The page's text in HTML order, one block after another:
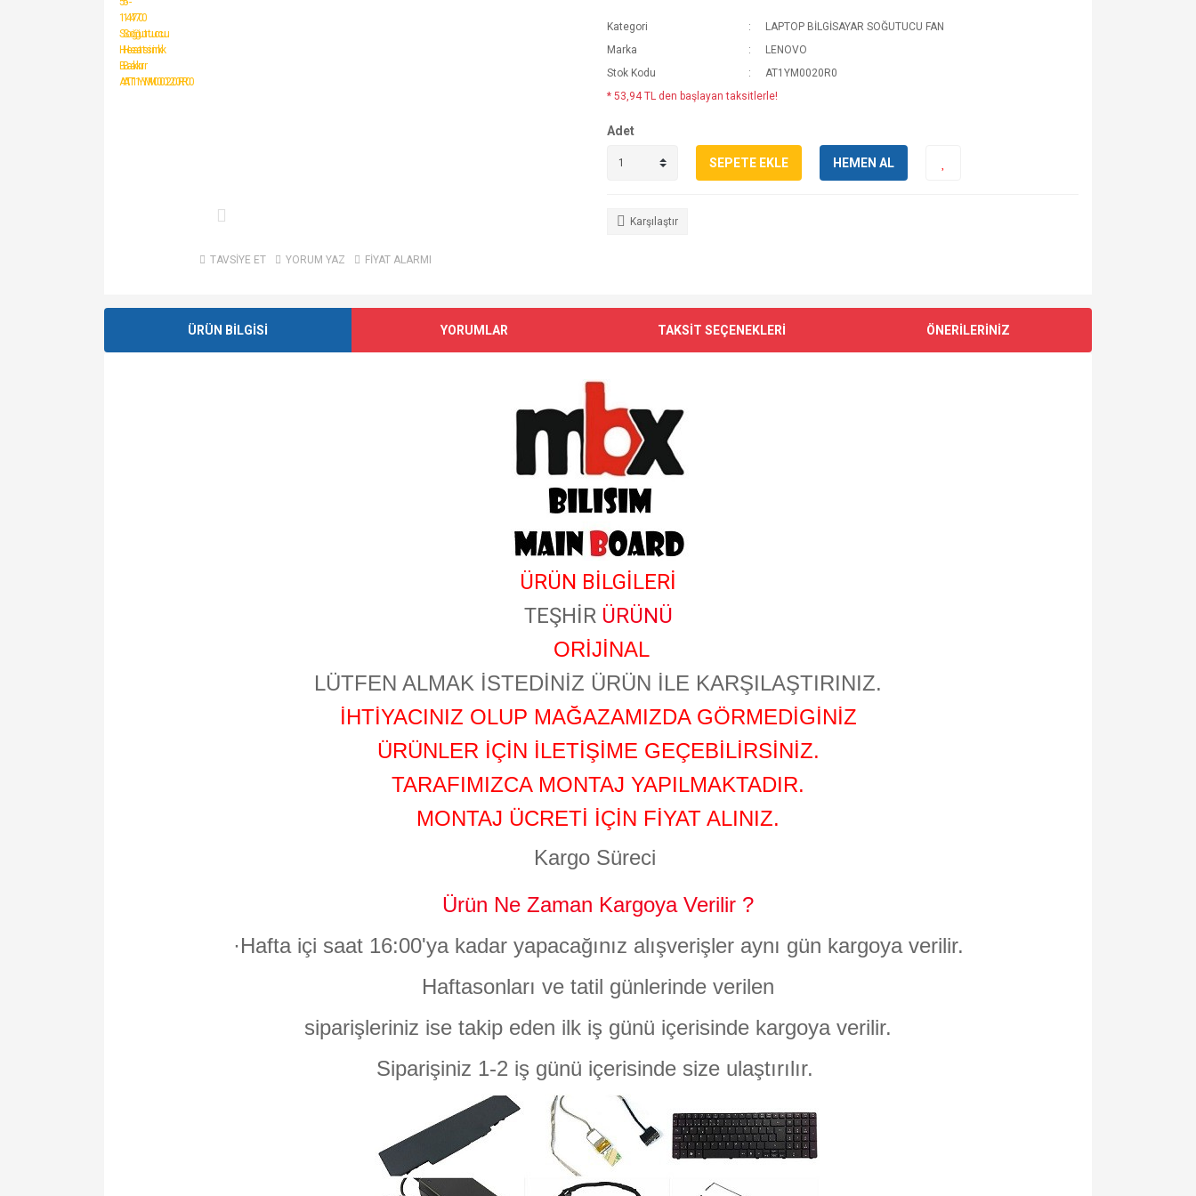
TAVSİYE ET YORUM YAZ FİYAT ALARMI
Kategori
LAPTOP BİLGİSAYAR SOĞUTUCU FAN
Marka
LENOVO
Stok Kodu
AT1YM0020R0
* 53,94 TL den başlayan taksitlerle!
Adet
SEPETE EKLE HEMEN AL
Karşılaştır
ÜRÜN BİLGİSİ YORUMLAR TAKSİT SEÇENEKLERİ ÖNERİLERİNİZ
ÜRÜN BİLGİLERİ
TEŞHİR ÜRÜNÜ
ORİJİNAL
LÜTFEN ALMAK İSTEDİNİZ ÜRÜN İLE KARŞILAŞTIRINIZ.
İHTİYACINIZ OLUP MAĞAZAMIZDA GÖRMEDİGİNİZ
ÜRÜNLER İÇİN İLETİŞİME GEÇEBİLİRSİNİZ.
TARAFIMIZCA MONTAJ YAPILMAKTADIR.
MONTAJ ÜCRETİ İÇİN FİYAT ALINIZ.
Kargo Süreci
Ürün Ne Zaman Kargoya Verilir ?
·Hafta içi saat 16:00'ya kadar yapacağınız alışverişler aynı gün kargoya verilir.
Haftasonları ve tatil günlerinde verilen
siparişleriniz ise takip eden ilk iş günü içerisinde kargoya verilir.
Siparişiniz 1-2 iş günü içerisinde size ulaştırılır.